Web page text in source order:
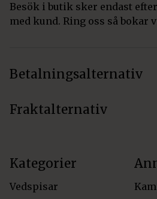
Besök i butik sker endast
med kund. Ring oss så bokar
Betalningsalternativ
Fraktalternativ
Kategorier
Vedspisar